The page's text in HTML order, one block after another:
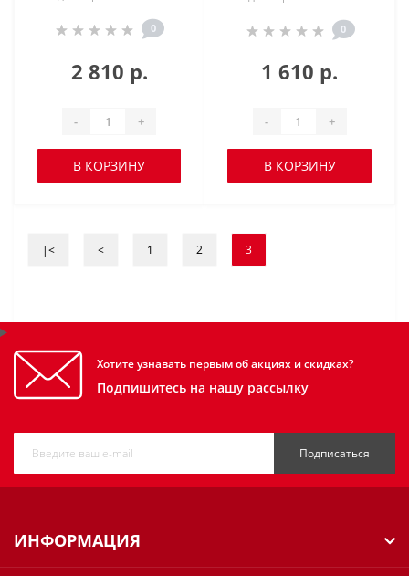
0
2 810 р.
- +
В КОРЗИНУ
0
1 610 р.
- +
В КОРЗИНУ
|< < 1 2 3
Хотите узнавать первым об акциях и скидках?
Подпишитесь на нашу рассылку
Подписаться
ИНФОРМАЦИЯ